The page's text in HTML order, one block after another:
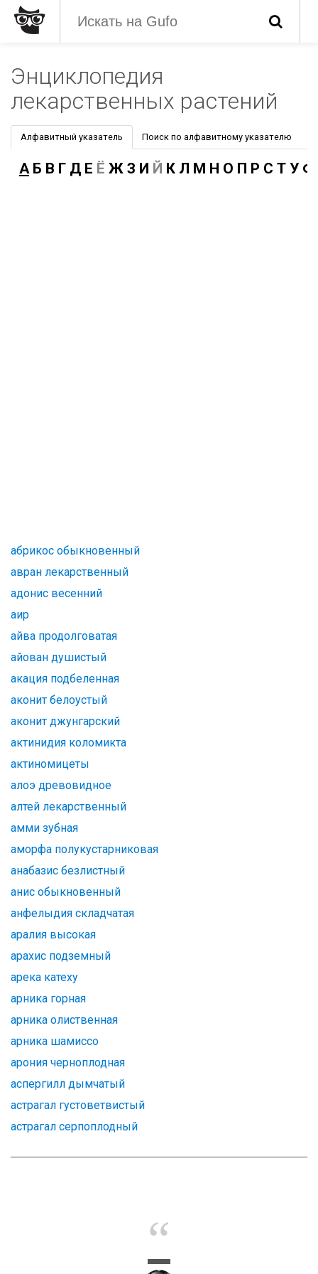
Энциклопедия
лекарственных растений
Алфавитный указатель Поиск по алфавитному указателю
А Б В Г Д Е Ё Ж З И Й К Л М Н О П Р С Т У Ф
абрикос обыкновенный
авран лекарственный
адонис весенний
аир
айва продолговатая
айован душистый
акация подбеленная
аконит белоустый
аконит джунгарский
актинидия коломикта
актиномицеты
алоэ древовидное
алтей лекарственный
амми зубная
аморфа полукустарниковая
анабазис безлистный
анис обыкновенный
анфелыдия складчатая
аралия высокая
арахис подземный
арека катеху
арника горная
арника олиственная
арника шамиссо
арония черноплодная
аспергилл дымчатый
астрагал густоветвистый
астрагал серпоплодный